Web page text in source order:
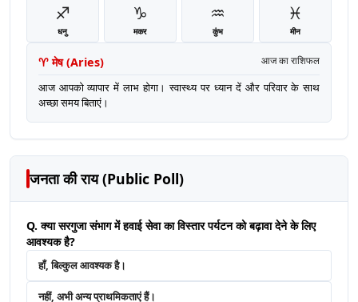
♐
धनु
♑
मकर
♒
कुंभ
♓
मीन
♈ मेष(Aries) आज का राशिफल
आज आपको व्यापार में लाभ होगा। स्वास्थ्य पर ध्यान दें और परिवार के साथ
अच्छा समय बिताएं।
जनता की राय (Public Poll)
Q. क्या सरगुजा संभाग में हवाई सेवा का विस्तार पर्यटन को बढ़ावा देने के लिए
आवश्यक है?
हाँ, बिल्कुल आवश्यक है।
नहीं, अभी अन्य प्राथमिकताएं हैं।